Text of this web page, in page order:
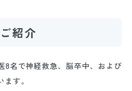
紹介
8名で神経救急、脳卒中、および
す。